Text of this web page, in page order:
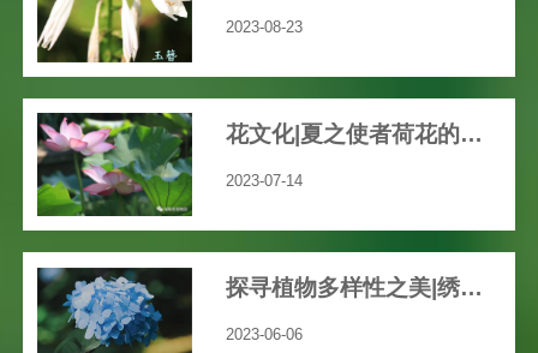
2023-08-23
花文化|夏之使者荷花的渊远历史文化
2023-07-14
探寻植物多样性之美|绣球花开，共赴一场五彩缤纷的“仲夏之梦”吧！
2023-06-06